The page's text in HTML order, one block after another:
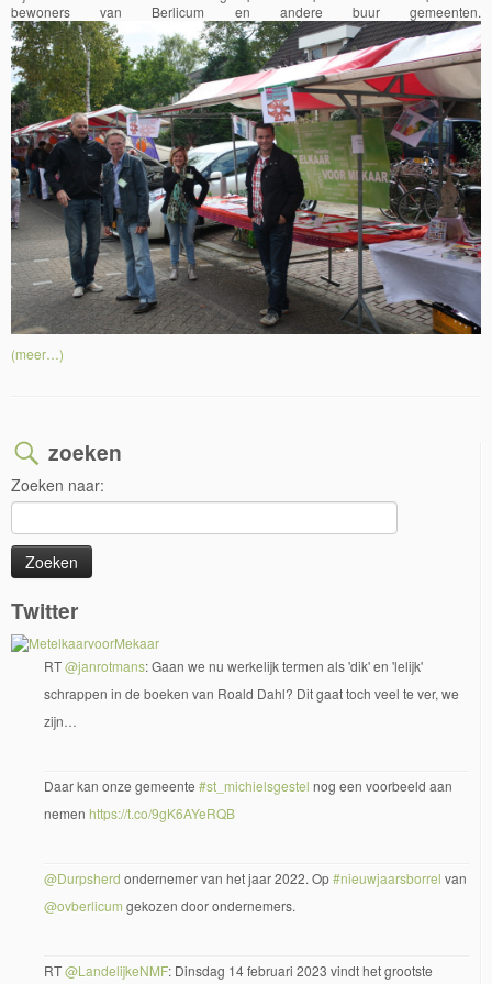
bewoners van Berlicum en andere buur gemeenten.
(meer…)
zoeken
Zoeken naar:
Twitter
RT@janrotmans: Gaan we nu werkelijk termen als 'dik' en 'lelijk'
schrappen in de boeken van Roald Dahl? Dit gaat toch veel te ver, we
zijn…
Daar kan onze gemeente #st_michielsgestel nog een voorbeeld aan
nemen https://t.co/9gK6AYeRQB
@Durpsherd ondernemer van het jaar 2022. Op#nieuwjaarsborrel van
@ovberlicum gekozen door ondernemers.
RT@LandelijkeNMF: Dinsdag 14 februari 2023 vindt het grootste